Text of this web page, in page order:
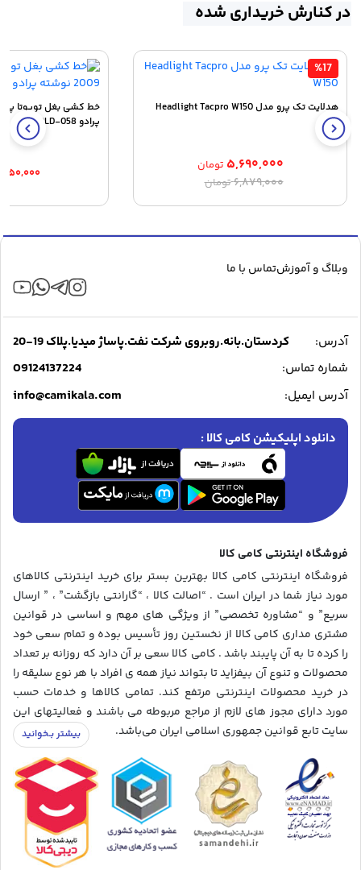
در کنارش خریداری شده
%17
هدلایت تک پرو مدل Headlight Tacpro W150
۶,۸۷۹,۰۰۰تومان
قیمت
۶,۸۷۹,۰۰۰ تومان
۵,۶۹۰,۰۰۰ تومان
قیمت
۵,۶۹۰,۰۰۰ تومان.
پرادو ZC-PLD-058
وبلاگ و آموزشتماس با ما
آدرس:
کردستان.بانه.روبروی شرکت نفت.پاساژ میدیا.پلاک 19-20
شماره تماس:
09124137224
آدرس ایمیل: info@camikala.com
دانلود اپلیکیشن کامی کالا :
فروشگاه اینترنتی کامی کالا
فروشگاه اینترنتی کامی کالا بهترین بستر برای خرید اینترنتی کالاهای
مورد نیاز شما در ایران است . “اصالت کالا ، “گارانتی بازگشت” ، ” ارسال
سریع” و “مشاوره تخصصی” از ویژگی های مهم و اساسی در قوانین
مشتری مداری کامی کالا از نخستین روز تأسیس بوده و تمام سعی خود
را کرده تا به آن پایبند باشد . کامی کالا سعی بر آن دارد که روزانه بر تعداد
محصولات و تنوع آن بیفزاید تا بتواند نیاز همه ی افراد با هر نوع سلیقه را
در خرید محصولات اینترنتی مرتفع کند. تمامی کالاها و خدمات حسب
مورد دارای مجوز های لازم از مراجع مربوطه می باشند و فعالیتهای این
سایت تابع قوانین جمهوری اسلامی ایران می‌باشد.